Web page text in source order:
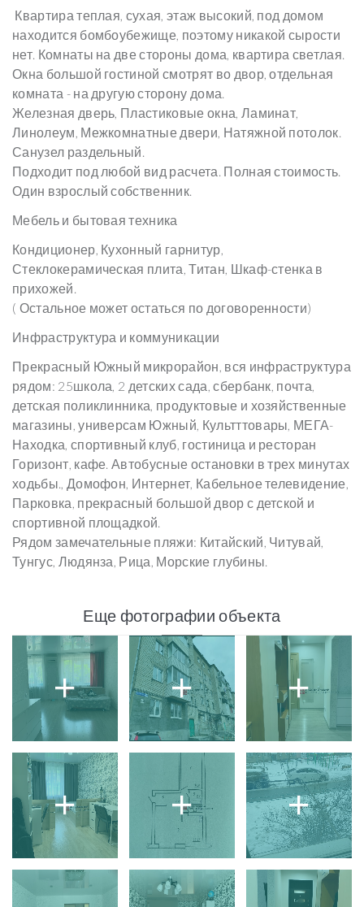
Квартира теплая, сухая, этаж высокий, под домом
находится бомбоубежище, поэтому никакой сырости
нет. Комнаты на две стороны дома, квартира светлая.
Окна большой гостиной смотрят во двор, отдельная
комната - на другую сторону дома.
Железная дверь, Пластиковые окна, Ламинат,
Линолеум, Межкомнатные двери, Натяжной потолок.
Санузел раздельный.
Подходит под любой вид расчета. Полная стоимость.
Один взрослый собственник.
Мебель и бытовая техника
Кондиционер, Кухонный гарнитур,
Стеклокерамическая плита, Титан, Шкаф-стенка в
прихожей.
( Остальное может остаться по договоренности)
Инфраструктура и коммуникации
Прекрасный Южный микрорайон, вся инфраструктура
рядом: 25школа, 2 детских сада, сбербанк, почта,
детская поликлинника, продуктовые и хозяйственные
магазины, универсам Южный, Культттовары, МЕГА-
Находка, спортивный клуб, гостиница и ресторан
Горизонт, кафе. Автобусные остановки в трех минутах
ходьбы., Домофон, Интернет, Кабельное телевидение,
Парковка, прекрасный большой двор с детской и
спортивной площадкой.
Рядом замечательные пляжи: Китайский, Читувай,
Тунгус, Людянза, Рица, Морские глубины.
Еще фотографии объекта